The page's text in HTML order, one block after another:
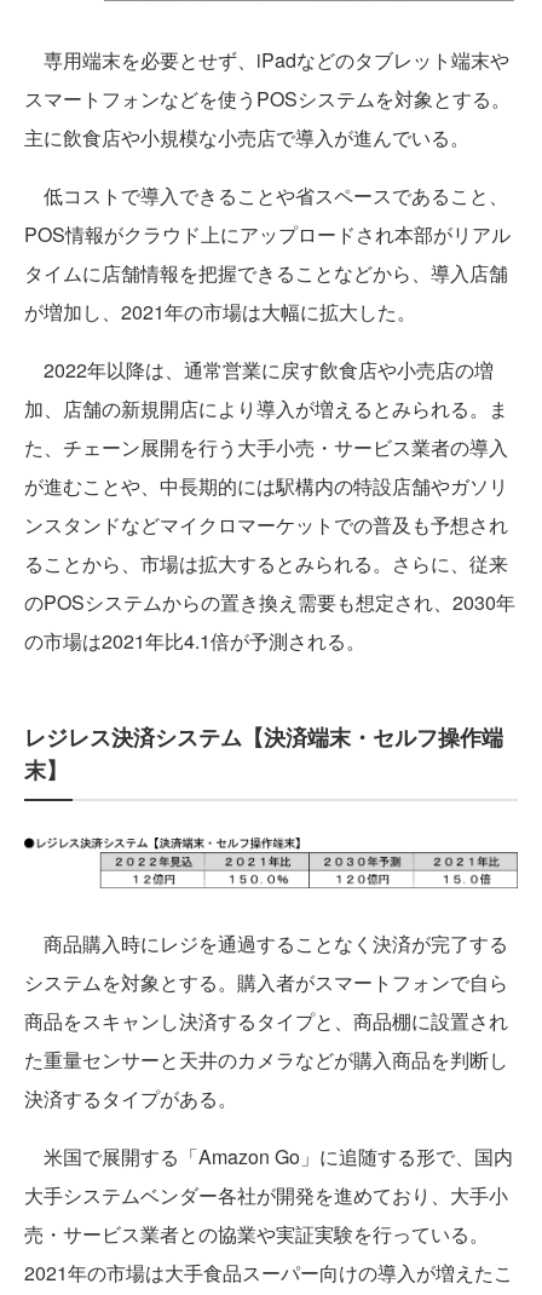
専用端末を必要とせず、iPadなどのタブレット端末や
スマートフォンなどを使うPOSシステムを対象とする。
主に飲食店や小規模な小売店で導入が進んでいる。
低コストで導入できることや省スペースであること、
POS情報がクラウド上にアップロードされ本部がリアル
タイムに店舗情報を把握できることなどから、導入店舗
が増加し、2021年の市場は大幅に拡大した。
2022年以降は、通常営業に戻す飲食店や小売店の増
加、店舗の新規開店により導入が増えるとみられる。ま
た、チェーン展開を行う大手小売・サービス業者の導入
が進むことや、中長期的には駅構内の特設店舗やガソリ
ンスタンドなどマイクロマーケットでの普及も予想され
ることから、市場は拡大するとみられる。さらに、従来
のPOSシステムからの置き換え需要も想定され、2030年
の市場は2021年比4.1倍が予測される。
レジレス決済システム【決済端末・セルフ操作端
末】
商品購入時にレジを通過することなく決済が完了する
システムを対象とする。購入者がスマートフォンで自ら
商品をスキャンし決済するタイプと、商品棚に設置され
た重量センサーと天井のカメラなどが購入商品を判断し
決済するタイプがある。
米国で展開する「Amazon Go」に追随する形で、国内
大手システムベンダー各社が開発を進めており、大手小
売・サービス業者との協業や実証実験を行っている。
2021年の市場は大手食品スーパー向けの導入が増えたこ